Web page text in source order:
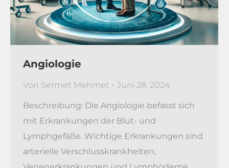
Angiologie
Von Sermet Mehmet Juni 28, 2024
Beschreibung: Die Angiologie befasst sich
mit Erkrankungen der Blut- und
Lymphgefäße. Wichtige Erkrankungen sind
arterielle Verschlusskrankheiten,